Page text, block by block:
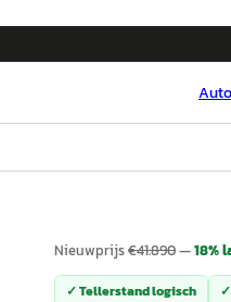
Auto
Nieuwprijs€41.890—18%
✓ Tellerstand logisch